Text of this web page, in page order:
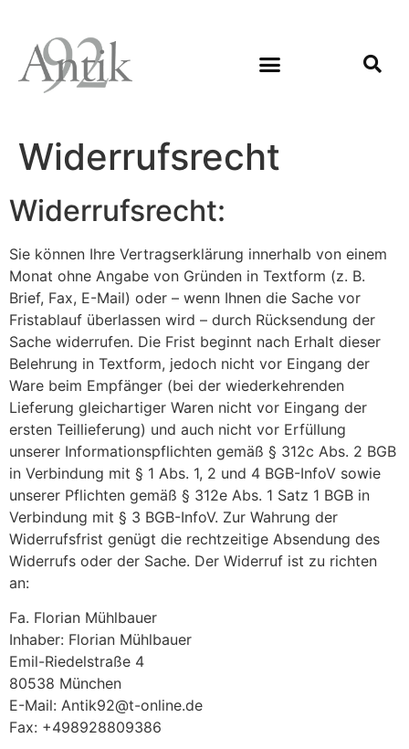
Widerrufsrecht
Widerrufsrecht:
Sie können Ihre Vertragserklärung innerhalb von einem
Monat ohne Angabe von Gründen in Textform (z. B.
Brief, Fax, E-Mail) oder – wenn Ihnen die Sache vor
Fristablauf überlassen wird – durch Rücksendung der
Sache widerrufen. Die Frist beginnt nach Erhalt dieser
Belehrung in Textform, jedoch nicht vor Eingang der
Ware beim Empfänger (bei der wiederkehrenden
Lieferung gleichartiger Waren nicht vor Eingang der
ersten Teillieferung) und auch nicht vor Erfüllung
unserer Informationspflichten gemäß § 312c Abs. 2 BGB
in Verbindung mit § 1 Abs. 1, 2 und 4 BGB-InfoV sowie
unserer Pflichten gemäß § 312e Abs. 1 Satz 1 BGB in
Verbindung mit § 3 BGB-InfoV. Zur Wahrung der
Widerrufsfrist genügt die rechtzeitige Absendung des
Widerrufs oder der Sache. Der Widerruf ist zu richten
an:
Fa. Florian Mühlbauer
Inhaber: Florian Mühlbauer
Emil-Riedelstraße 4
80538 München
E-Mail: Antik92@t-online.de
Fax: +498928809386